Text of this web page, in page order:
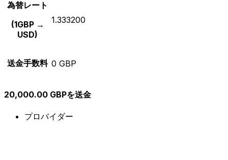
為替レート
(1GBP →
USD)
1.333200
送金手数料 0 GBP
20,000.00 GBPを送金
プロバイダー